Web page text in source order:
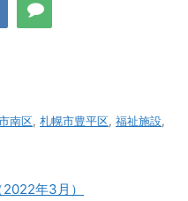
南区, 札幌市豊平区, 福祉施設,
年3月）